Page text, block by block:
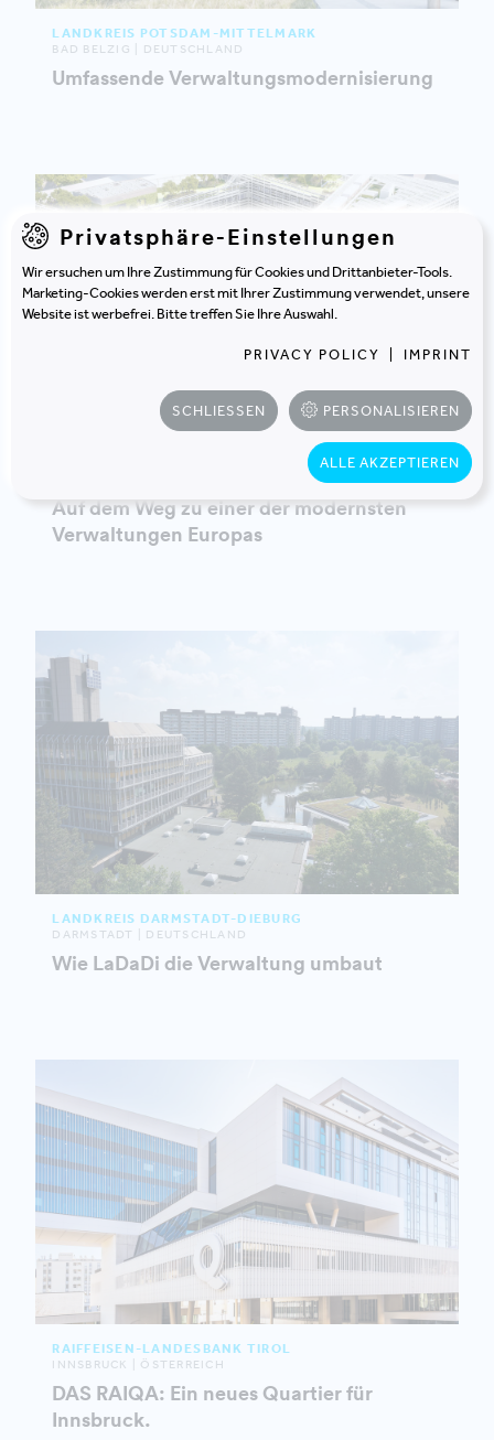
LANDKREIS POTSDAM-MITTELMARK
BAD BELZIG | DEUTSCHLAND
Umfassende Verwaltungsmodernisierung
Auf dem Weg zu einer der modernsten
Verwaltungen Europas
LANDKREIS DARMSTADT-DIEBURG
DARMSTADT | DEUTSCHLAND
Wie LaDaDi die Verwaltung umbaut
RAIFFEISEN-LANDESBANK TIROL
INNSBRUCK | ÖSTERREICH
DAS RAIQA: Ein neues Quartier für
Innsbruck.
Privatsphäre-Einstellungen
Wir ersuchen um Ihre Zustimmung für Cookies und Drittanbieter-Tools.
Marketing-Cookies werden erst mit Ihrer Zustimmung verwendet, unsere
Website ist werbefrei. Bitte treffen Sie Ihre Auswahl.
PRIVACY POLICY IMPRINT
SCHLIESSEN PERSONALISIEREN
ALLE AKZEPTIEREN